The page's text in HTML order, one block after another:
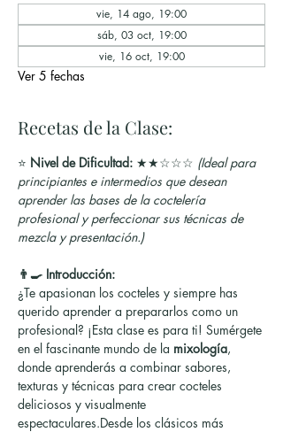
vie, 14 ago, 19:00
sáb, 03 oct, 19:00
vie, 16 oct, 19:00
Ver 5 fechas
Recetas de la Clase:
⭐ Nivel de Dificultad: ★★☆☆☆ (Ideal para
principiantes e intermedios que desean
aprender las bases de la coctelería
profesional y perfeccionar sus técnicas de
mezcla y presentación.)
👨‍🍳 Introducción:
¿Te apasionan los cocteles y siempre has
querido aprender a prepararlos como un
profesional? ¡Esta clase es para ti! Sumérgete
en el fascinante mundo de la mixología,
donde aprenderás a combinar sabores,
texturas y técnicas para crear cocteles
deliciosos y visualmente
espectaculares.Desde los clásicos más